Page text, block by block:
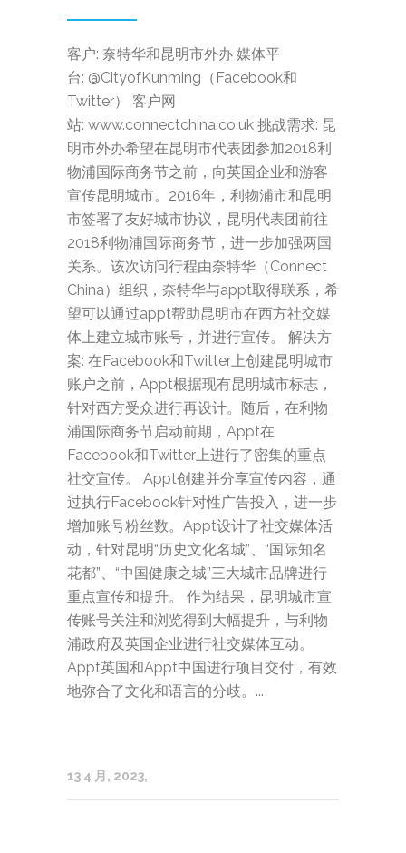
客户: 奈特华和昆明市外办 媒体平
台: @CityofKunming（Facebook和
Twitter） 客户网
站: www.connectchina.co.uk 挑战需求: 昆
明市外办希望在昆明市代表团参加2018利
物浦国际商务节之前，向英国企业和游客
宣传昆明城市。2016年，利物浦市和昆明
市签署了友好城市协议，昆明代表团前往
2018利物浦国际商务节，进一步加强两国
关系。该次访问行程由奈特华（Connect
China）组织，奈特华与appt取得联系，希
望可以通过appt帮助昆明市在西方社交媒
体上建立城市账号，并进行宣传。 解决方
案: 在Facebook和Twitter上创建昆明城市
账户之前，Appt根据现有昆明城市标志，
针对西方受众进行再设计。随后，在利物
浦国际商务节启动前期，Appt在
Facebook和Twitter上进行了密集的重点
社交宣传。 Appt创建并分享宣传内容，通
过执行Facebook针对性广告投入，进一步
增加账号粉丝数。Appt设计了社交媒体活
动，针对昆明“历史文化名城”、“国际知名
花都”、“中国健康之城”三大城市品牌进行
重点宣传和提升。 作为结果，昆明城市宣
传账号关注和浏览得到大幅提升，与利物
浦政府及英国企业进行社交媒体互动。
Appt英国和Appt中国进行项目交付，有效
地弥合了文化和语言的分歧。...
13 4 月, 2023